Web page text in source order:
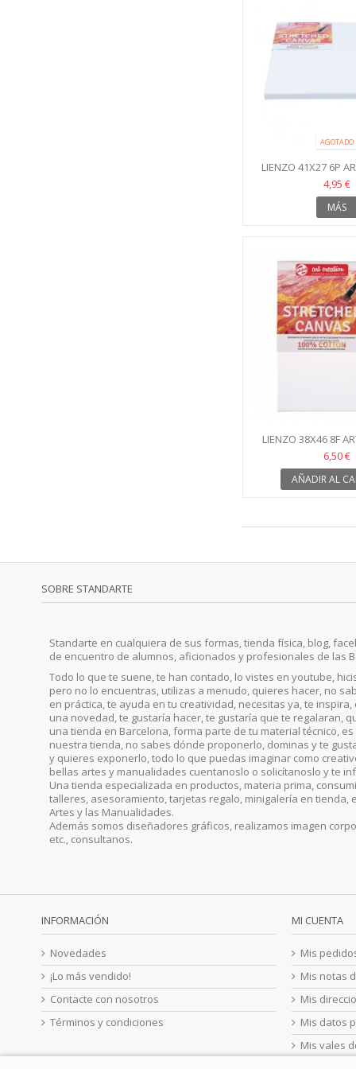
AGOTADO
LIENZO 41X27 6P
4,95 €
MÁS
LIENZO 38X46 8F
6,50 €
AÑADIR AL
SOBRE STANDARTE
Standarte en cualquiera de sus formas, tienda física, blog,
de encuentro de alumnos, aficionados y profesionales de las
Todo lo que te suene, te han contado, lo vistes en youtube,
pero no lo encuentras, utilizas a menudo, quieres hacer, no
en práctica, te ayuda en tu creatividad, necesitas ya, te
una novedad, te gustaría hacer, te gustaría que te regalaran,
una tienda en Barcelona, forma parte de tu material técnico,
nuestra tienda, no sabes dónde proponerlo, dominas y te
y quieres exponerlo, todo lo que puedas imaginar como
bellas artes y manualidades cuentanoslo o solicítanoslo y te
Una tienda especializada en productos, materia prima,
talleres, asesoramiento, tarjetas regalo, minigalería en tienda,
Artes y las Manualidades.
Además somos diseñadores gráficos, realizamos imagen
etc., consultanos.
INFORMACIÓN
Novedades
¡Lo más vendido!
Contacte con nosotros
Términos y condiciones
MI CUENTA
Mis
Mis notas
Mis
Mis datos
Mis vales